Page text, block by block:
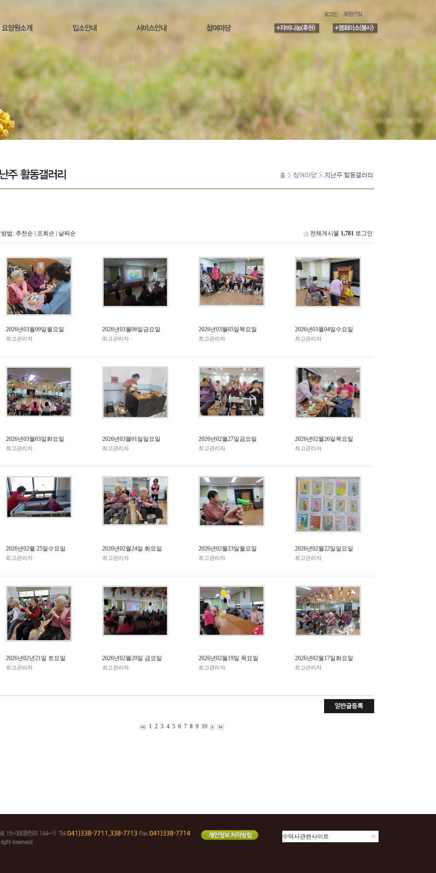
법: 추천순 조회순 날짜순 전체게시물 1,781 로그인
2026년03월09일월요일
최고관리자
2026년03월06일금요일
최고관리자
2026년03월05일목요일
최고관리자
2026년03월04일수요일
최고관리자
2026년03월03일화요일
최고관리자
2026년03월01일일요일
최고관리자
2026년02월27일금요일
최고관리자
2026년02월26일목요일
최고관리자
2026년02월 25일수요일
최고관리자
2026년02월24일 화요일
최고관리자
2026년02월23일월요일
최고관리자
2026년02월22일일요일
최고관리자
2026년02년21일 토요일
최고관리자
2026년02월20일 금요일
최고관리자
2026년02월19일 목요일
최고관리자
2026년02월17일화요일
최고관리자
1 2 3 4 5 6 7 8 9 10
수덕사관련사이트